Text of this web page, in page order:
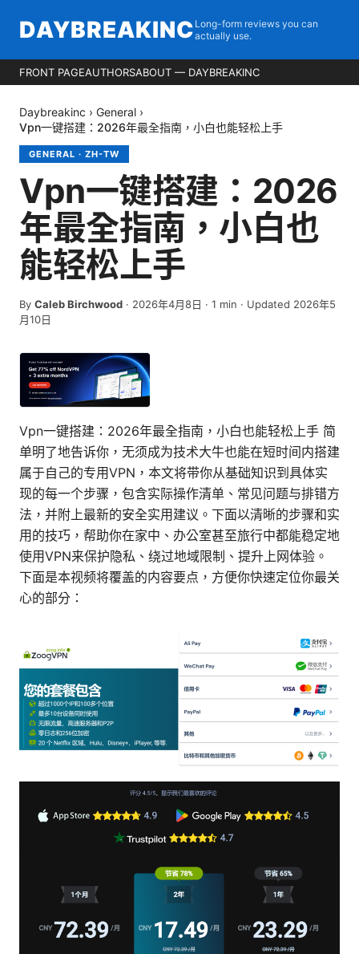
DAYBREAKINC Long-form reviews you can
actually use.
FRONT PAGEAUTHORSABOUT — DAYBREAKINC
Daybreakinc › General ›
Vpn一键搭建：2026年最全指南，小白也能轻松上手
GENERAL · ZH-TW
Vpn一键搭建：2026
年最全指南，小白也
能轻松上手
By Caleb Birchwood · 2026年4月8日 · 1 min · Updated 2026年5
月10日
Vpn一键搭建：2026年最全指南，小白也能轻松上手 简
单明了地告诉你，无须成为技术大牛也能在短时间内搭建
属于自己的专用VPN，本文将带你从基础知识到具体实
现的每一个步骤，包含实际操作清单、常见问题与排错方
法，并附上最新的安全实用建议。下面以清晰的步骤和实
用的技巧，帮助你在家中、办公室甚至旅行中都能稳定地
使用VPN来保护隐私、绕过地域限制、提升上网体验。
下面是本视频将覆盖的内容要点，方便你快速定位你最关
心的部分：